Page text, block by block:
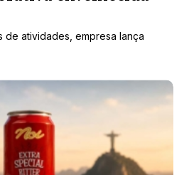
de atividades, empresa lança